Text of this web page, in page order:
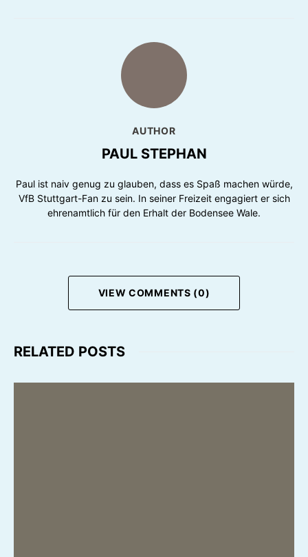
AUTHOR
PAUL STEPHAN
Paul ist naiv genug zu glauben, dass es Spaß machen würde,
VfB Stuttgart-Fan zu sein. In seiner Freizeit engagiert er sich
ehrenamtlich für den Erhalt der Bodensee Wale.
VIEW COMMENTS (0)
RELATED POSTS